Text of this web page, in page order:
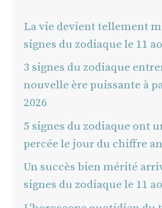
La vie devient tellement
signes du zodiaque le 11
3 signes du zodiaque
nouvelle ère puissante à
2026
5 signes du zodiaque ont
percée le jour du chiffre
Un succès bien mérité
signes du zodiaque le 11